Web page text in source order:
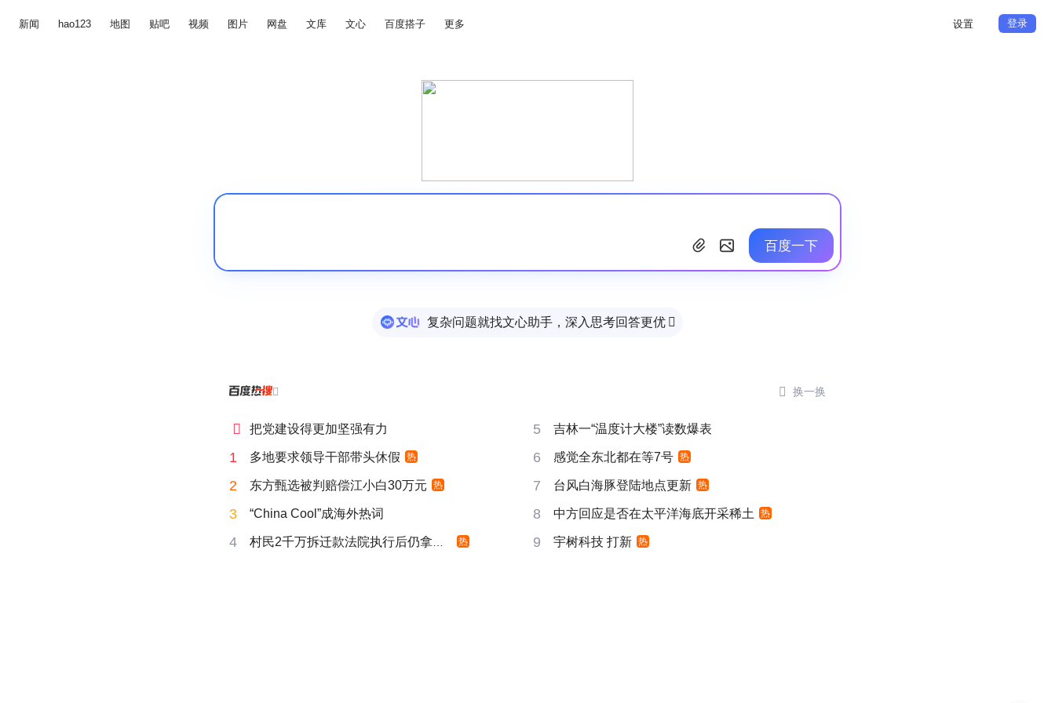
新闻 hao123 地图 贴吧 视频 图片 网盘 文库 文心 百度搭子 更多 设置 登录
百度一下
复杂问题就找文心助手，深入思考回答更优 
  换一换
 把党建设得更加坚强有力 5 吉林一“温度计大楼”读数爆表
1 多地要求领导干部带头休假 热 6 感觉全东北都在等7号 热
2 东方甄选被判赔偿江小白30万元 热 7 台风白海豚登陆地点更新 热
3 “China Cool”成海外热词 8 中方回应是否在太平洋海底开采稀土 热
4 村民2千万拆迁款法院执行后仍拿不到 热 9 宇树科技 打新 热